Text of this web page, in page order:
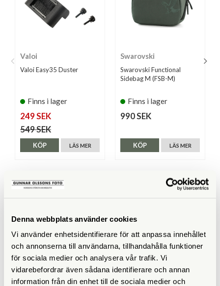
Denna webbplats använder cookies
Vi använder enhetsidentifierare för att anpassa innehållet
och annonserna till användarna, tillhandahålla funktioner
för sociala medier och analysera vår trafik. Vi
vidarebefordrar även sådana identifierare och annan
information från din enhet till de sociala medier och
Valoi
Valoi Easy35 Duster
Finns i lager
249 SEK
549 SEK
LÄS MER
KÖP
Swarovski
Swarovski Functional
Sidebag M (FSB-M)
Finns i lager
990 SEK
LÄS MER
KÖP